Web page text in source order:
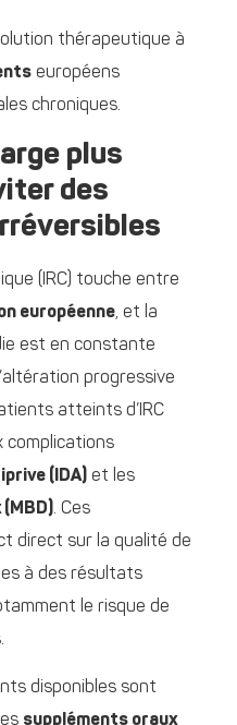
thérapeutique à
européens
chroniques.
plus
des
(IRC) touche entre
européenne, et la
est en constante
progressive
atteints d’IRC
complications
(IDA) et les
. Ces
direct sur la qualité de
à des résultats
le risque de
disponibles sont
suppléments oraux